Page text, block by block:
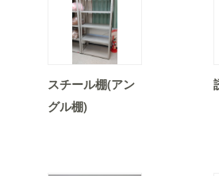
スチール棚(アン
グル棚)